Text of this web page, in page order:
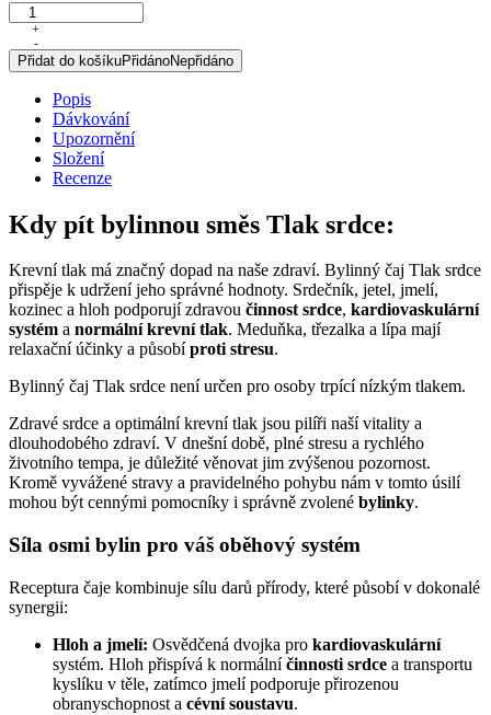
Tlak
srdce,
porcovaný
čaj,
množství
+
-
Přidat do košíkuPřidánoNepřidáno
Popis
Dávkování
Upozornění
Složení
Recenze
Kdy pít bylinnou směs Tlak srdce:
Krevní tlak má značný dopad na naše zdraví. Bylinný čaj Tlak srdce
přispěje k udržení jeho správné hodnoty. Srdečník, jetel, jmelí,
kozinec a hloh podporují zdravou činnost srdce, kardiovaskulární
systém a normální krevní tlak. Meduňka, třezalka a lípa mají
relaxační účinky a působíproti stresu.
Bylinný čaj Tlak srdce není určen pro osoby trpící nízkým tlakem.
Zdravé srdce a optimální krevní tlak jsou pilíři naší vitality a
dlouhodobého zdraví. V dnešní době, plné stresu a rychlého
životního tempa, je důležité věnovat jim zvýšenou pozornost.
Kromě vyvážené stravy a pravidelného pohybu nám v tomto úsilí
mohou být cennými pomocníky i správně zvolené bylinky.
Síla osmi bylin pro váš oběhový systém
Receptura čaje kombinuje sílu darů přírody, které působí v dokonalé
synergii:
Hloh a jmelí: Osvědčená dvojka pro kardiovaskulární
systém. Hloh přispívá k normálníčinnosti srdce a transportu
kyslíku v těle, zatímco jmelí podporuje přirozenou
obranyschopnost a cévní soustavu.